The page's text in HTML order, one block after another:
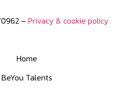
– Privacy & cookie policy
Home
BeYou Talents